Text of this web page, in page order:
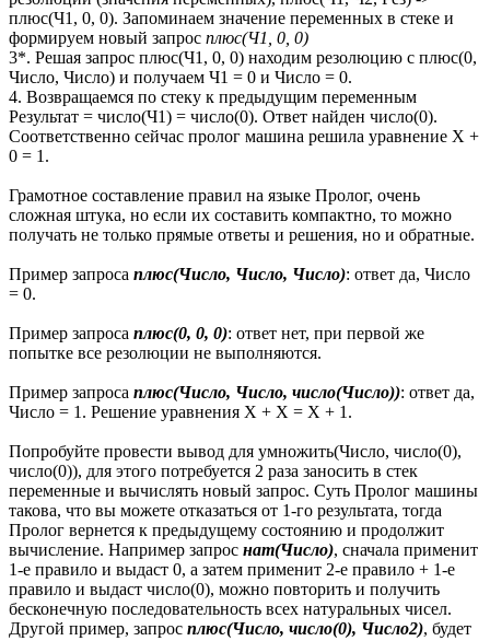
плюс(Ч1, 0, 0). Запоминаем значение переменных в стеке и
формируем новый запрос плюс(Ч1, 0, 0)
3*. Решая запрос плюс(Ч1, 0, 0) находим резолюцию с плюс(0,
Число, Число) и получаем Ч1 = 0 и Число = 0.
4. Возвращаемся по стеку к предыдущим переменным
Результат = число(Ч1) = число(0). Ответ найден число(0).
Соответственно сейчас пролог машина решила уравнение X +
0 = 1.
Грамотное составление правил на языке Пролог, очень
сложная штука, но если их составить компактно, то можно
получать не только прямые ответы и решения, но и обратные.
Пример запроса плюс(Число, Число, Число): ответ да, Число
= 0.
Пример запроса плюс(0, 0, 0): ответ нет, при первой же
попытке все резолюции не выполняются.
Пример запроса плюс(Число, Число, число(Число)): ответ да,
Число = 1. Решение уравнения X + X = X + 1.
Попробуйте провести вывод для умножить(Число, число(0),
число(0)), для этого потребуется 2 раза заносить в стек
переменные и вычислять новый запрос. Суть Пролог машины
такова, что вы можете отказаться от 1-го результата, тогда
Пролог вернется к предыдущему состоянию и продолжит
вычисление. Например запрос нат(Число), сначала применит
1-е правило и выдаст 0, а затем применит 2-е правило + 1-е
правило и выдаст число(0), можно повторить и получить
бесконечную последовательность всех натуральных чисел.
Другой пример, запрос плюс(Число, число(0), Число2), будет